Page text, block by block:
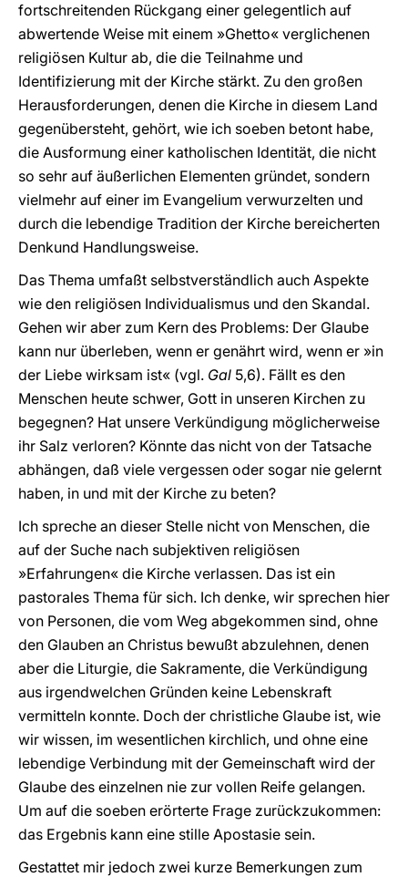
fortschreitenden Rückgang einer gelegentlich auf
abwertende Weise mit einem »Ghetto« verglichenen
religiösen Kultur ab, die die Teilnahme und
Identifizierung mit der Kirche stärkt. Zu den großen
Herausforderungen, denen die Kirche in diesem Land
gegenübersteht, gehört, wie ich soeben betont habe,
die Ausformung einer katholischen Identität, die nicht
so sehr auf äußerlichen Elementen gründet, sondern
vielmehr auf einer im Evangelium verwurzelten und
durch die lebendige Tradition der Kirche bereicherten
Denkund Handlungsweise.
Das Thema umfaßt selbstverständlich auch Aspekte
wie den religiösen Individualismus und den Skandal.
Gehen wir aber zum Kern des Problems: Der Glaube
kann nur überleben, wenn er genährt wird, wenn er »in
der Liebe wirksam ist« (vgl. Gal 5,6). Fällt es den
Menschen heute schwer, Gott in unseren Kirchen zu
begegnen? Hat unsere Verkündigung möglicherweise
ihr Salz verloren? Könnte das nicht von der Tatsache
abhängen, daß viele vergessen oder sogar nie gelernt
haben, in und mit der Kirche zu beten?
Ich spreche an dieser Stelle nicht von Menschen, die
auf der Suche nach subjektiven religiösen
»Erfahrungen« die Kirche verlassen. Das ist ein
pastorales Thema für sich. Ich denke, wir sprechen hier
von Personen, die vom Weg abgekommen sind, ohne
den Glauben an Christus bewußt abzulehnen, denen
aber die Liturgie, die Sakramente, die Verkündigung
aus irgendwelchen Gründen keine Lebenskraft
vermitteln konnte. Doch der christliche Glaube ist, wie
wir wissen, im wesentlichen kirchlich, und ohne eine
lebendige Verbindung mit der Gemeinschaft wird der
Glaube des einzelnen nie zur vollen Reife gelangen.
Um auf die soeben erörterte Frage zurückzukommen:
das Ergebnis kann eine stille Apostasie sein.
Gestattet mir jedoch zwei kurze Bemerkungen zum